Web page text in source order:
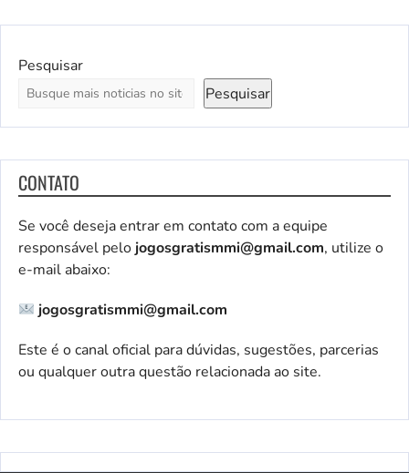
Pesquisar
Pesquisar
CONTATO
Se você deseja entrar em contato com a equipe
responsável pelojogosgratismmi@gmail.com, utilize o
e-mail abaixo:
jogosgratismmi@gmail.com
Este é o canal oficial para dúvidas, sugestões, parcerias
ou qualquer outra questão relacionada ao site.